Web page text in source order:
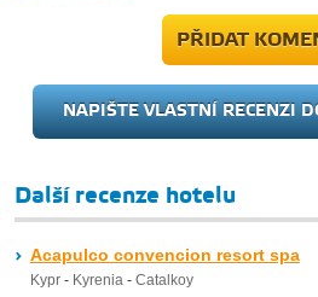
PŘIDAT
NAPIŠTE VLASTNÍ RECENZI
Další recenze hotelu
Acapulco convencion resort spa
Kypr- Kyrenia- Catalkoy